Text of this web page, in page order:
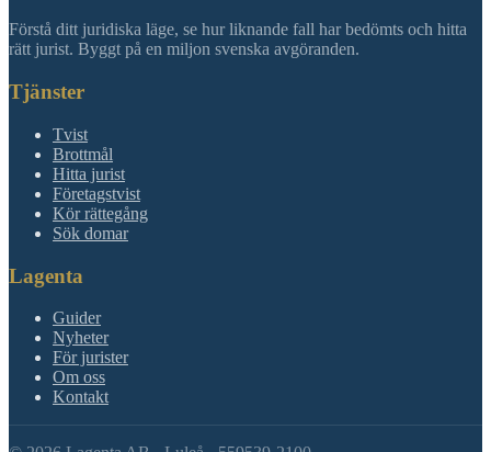
Förstå ditt juridiska läge, se hur liknande fall har bedömts och hitta
rätt jurist. Byggt på en miljon svenska avgöranden.
Tjänster
Tvist
Brottmål
Hitta jurist
Företagstvist
Kör rättegång
Sök domar
Lagenta
Guider
Nyheter
För jurister
Om oss
Kontakt